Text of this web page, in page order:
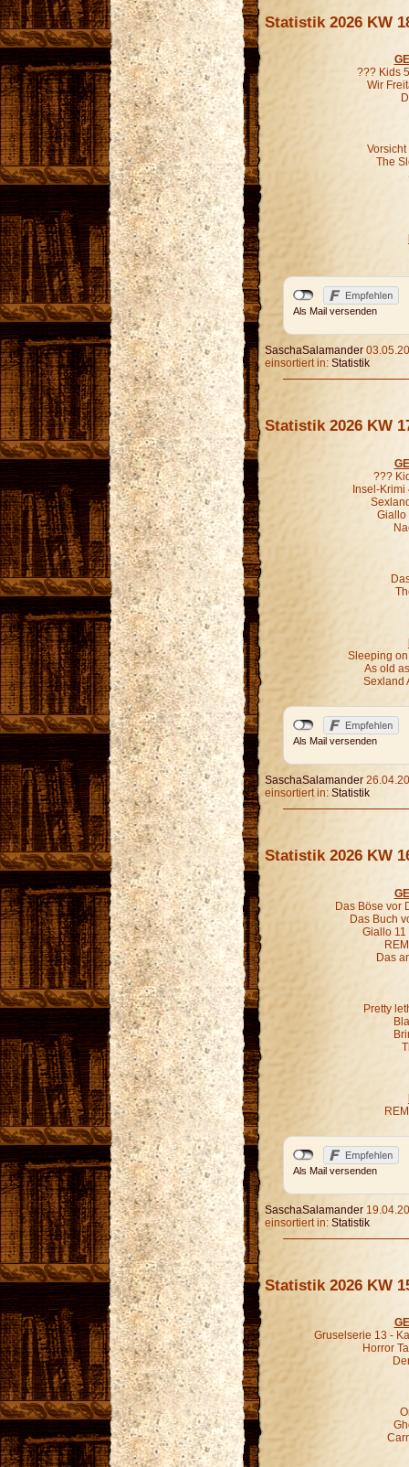
Statistik 2026 KW
??? Kids
Wir
The
Als Mail versenden
SaschaSalamander
einsortiert in: Statistik
Statistik 2026 KW
???
Insel-
Giallo
Sleeping
As old
Sexland
Als Mail versenden
SaschaSalamander
einsortiert in: Statistik
Statistik 2026 KW
Das Böse vor
Das Buch
Giallo 11
Das
Pretty
Als Mail versenden
SaschaSalamander
einsortiert in: Statistik
Statistik 2026 KW
Gruselserie 13 -
Horror